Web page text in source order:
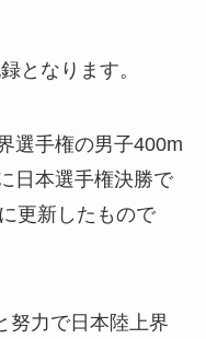
となります。
選手権の男子400m
日本選手権決勝で
更新したもので
努力で日本陸上界